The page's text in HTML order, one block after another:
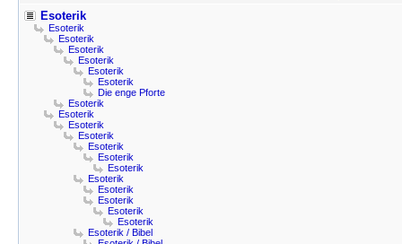
Esoterik
Esoterik
Esoterik
Esoterik
Esoterik
Esoterik
Esoterik
Die enge Pforte
Esoterik
Esoterik
Esoterik
Esoterik
Esoterik
Esoterik
Esoterik
Esoterik
Esoterik
Esoterik
Esoterik
Esoterik
Esoterik / Bibel